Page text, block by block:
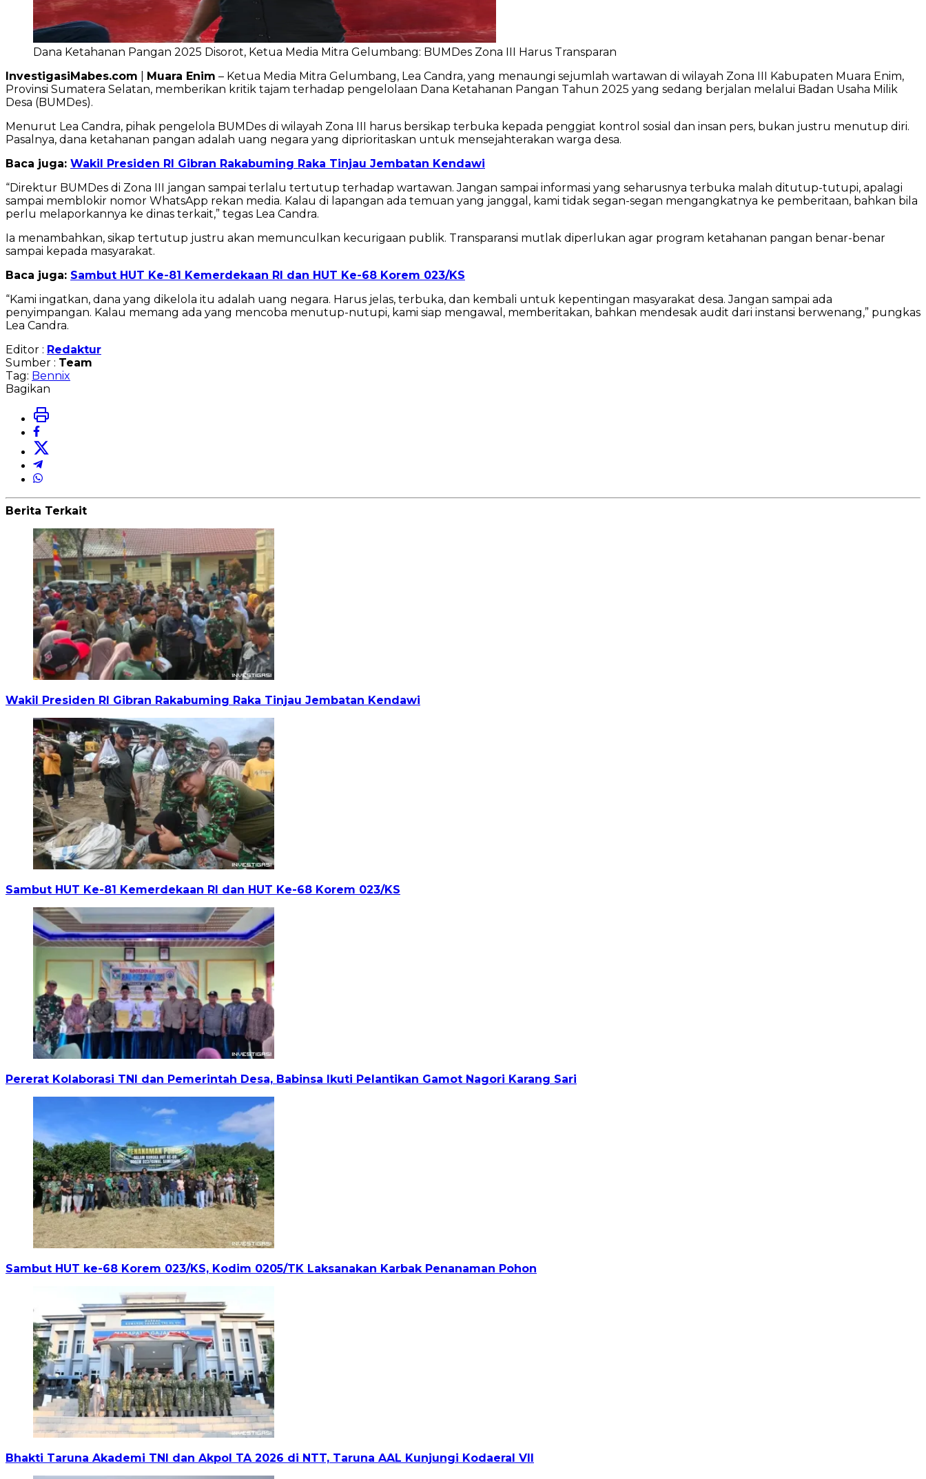
Dana Ketahanan Pangan 2025 Disorot, Ketua Media Mitra Gelumbang: BUMDes Zona III Harus Transparan
InvestigasiMabes.com
Muara Enim – Ketua Media Mitra Gelumbang, Lea Candra, yang menaungi sejumlah wartawan di wilayah Zona III Kabupaten Muara Enim,
Provinsi Sumatera Selatan, memberikan kritik tajam terhadap pengelolaan Dana Ketahanan Pangan Tahun 2025 yang sedang berjalan melalui Badan Usaha Milik
Desa (BUMDes).
Menurut Lea Candra, pihak pengelola BUMDes di wilayah Zona III harus bersikap terbuka kepada penggiat kontrol sosial dan insan pers, bukan justru menutup diri.
Pasalnya, dana ketahanan pangan adalah uang negara yang diprioritaskan untuk mensejahterakan warga desa.
Baca juga: Wakil Presiden RI Gibran Rakabuming Raka Tinjau Jembatan Kendawi
“Direktur BUMDes di Zona III jangan sampai terlalu tertutup terhadap wartawan. Jangan sampai informasi yang seharusnya terbuka malah ditutup-tutupi, apalagi
sampai memblokir nomor WhatsApp rekan media. Kalau di lapangan ada temuan yang janggal, kami tidak segan-segan mengangkatnya ke pemberitaan, bahkan bila
perlu melaporkannya ke dinas terkait,” tegas Lea Candra.
Ia menambahkan, sikap tertutup justru akan memunculkan kecurigaan publik. Transparansi mutlak diperlukan agar program ketahanan pangan benar-benar
sampai kepada masyarakat.
Baca juga: Sambut HUT Ke-81 Kemerdekaan RI dan HUT Ke-68 Korem 023/KS
“Kami ingatkan, dana yang dikelola itu adalah uang negara. Harus jelas, terbuka, dan kembali untuk kepentingan masyarakat desa. Jangan sampai ada
penyimpangan. Kalau memang ada yang mencoba menutup-nutupi, kami siap mengawal, memberitakan, bahkan mendesak audit dari instansi berwenang,” pungkas
Lea Candra.
Editor : Redaktur
Sumber : Team
Tag: Bennix
Bagikan
Berita Terkait
Wakil Presiden RI Gibran Rakabuming Raka Tinjau Jembatan Kendawi
Sambut HUT Ke-81 Kemerdekaan RI dan HUT Ke-68 Korem 023/KS
Pererat Kolaborasi TNI dan Pemerintah Desa, Babinsa Ikuti Pelantikan Gamot Nagori Karang Sari
Sambut HUT ke-68 Korem 023/KS, Kodim 0205/TK Laksanakan Karbak Penanaman Pohon
Bhakti Taruna Akademi TNI dan Akpol TA 2026 di NTT, Taruna AAL Kunjungi Kodaeral VII